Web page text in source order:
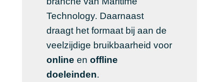
Technology. Daarnaast
draagt het formaat bij aan de
veelzijdige bruikbaarheid voor
online en offline
doeleinden.